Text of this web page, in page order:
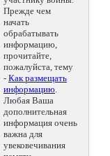
Прежде чем
начать
обрабатывать
информацию,
прочитайте,
пожалуйста, тему
- Как размещать
информацию.
Любая Ваша
дополнительная
информация очень
важна для
увековечивания